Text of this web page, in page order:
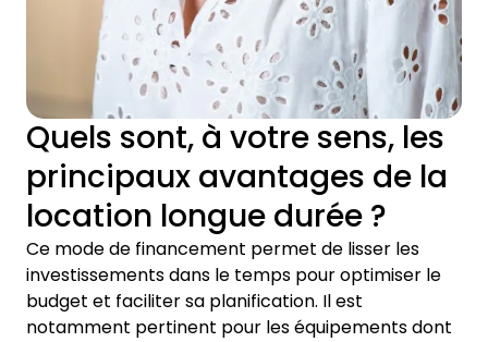
Quels sont, à votre sens, les
principaux avantages de la
location longue durée ?
Ce mode de financement permet de lisser les
investissements dans le temps pour optimiser le
budget et faciliter sa planification. Il est
notamment pertinent pour les équipements dont